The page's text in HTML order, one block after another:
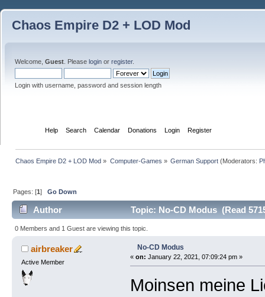
Chaos Empire D2 + LOD Mod
Welcome, Guest . Please login or register.
Login with username, password and session length
Help Search Calendar Donations Login Register
Chaos Empire D2 + LOD Mod » Computer-Games » German Support(Moderators:
Pages: [1]Go Down
Author Topic: No-CD Modus (Read
0 Members and 1 Guest are viewing this topic.
airbreaker
Active Member
No-CD Modus
« on: January 22, 2021, 07:09:24 pm »
Moinsen meine